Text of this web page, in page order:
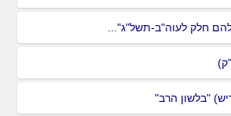
חלק לעוה"ב-תשל"ג"...
"בלשון הרב"